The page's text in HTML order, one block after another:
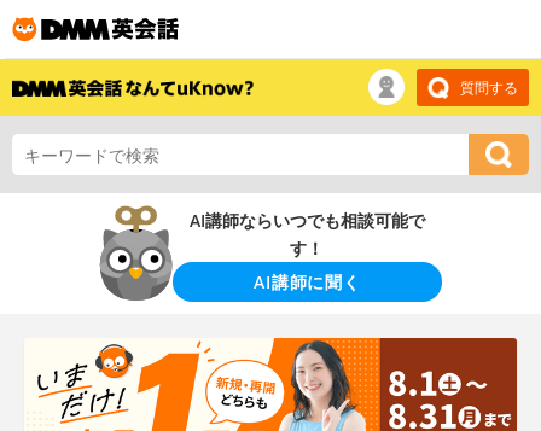
質問する
AI講師ならいつでも相談可能で
す！
AI講師に聞く